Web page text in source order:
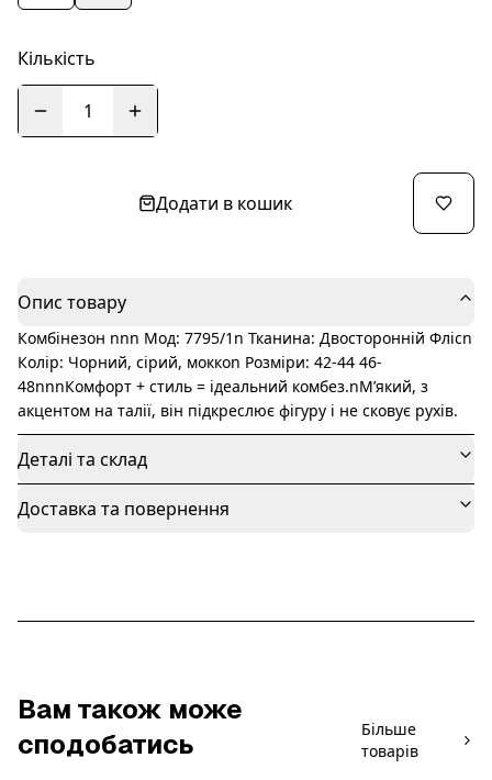
Кількість
1
Додати в кошик
Опис товару
Комбінезон nnn Мод: 7795/1n Тканина: Двосторонній Флісn
Колір: Чорний, сірий, моккоn Розміри: 42-44 46-
48nnnКомфорт + стиль = ідеальний комбез.nМ’який, з
акцентом на талії, він підкреслює фігуру і не сковує рухів.
Деталі та склад
Доставка та повернення
Вам також може
сподобатись
Більше
товарів